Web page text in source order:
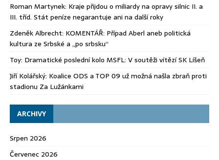
Roman Martynek: Kraje přijdou o miliardy na opravy silnic II. a
III. tříd. Stát peníze negarantuje ani na další roky
Zdeněk Albrecht: KOMENTÁŘ: Případ Aberl aneb politická
kultura ze Srbské a „po srbsku“
Toy: Dramatické poslední kolo MSFL: V soutěži vítězí SK Líšeň
Jiří Kolářský: Koalice ODS a TOP 09 už možná našla zbraň proti
stadionu Za Lužánkami
ARCHIVY
Srpen 2026
Červenec 2026